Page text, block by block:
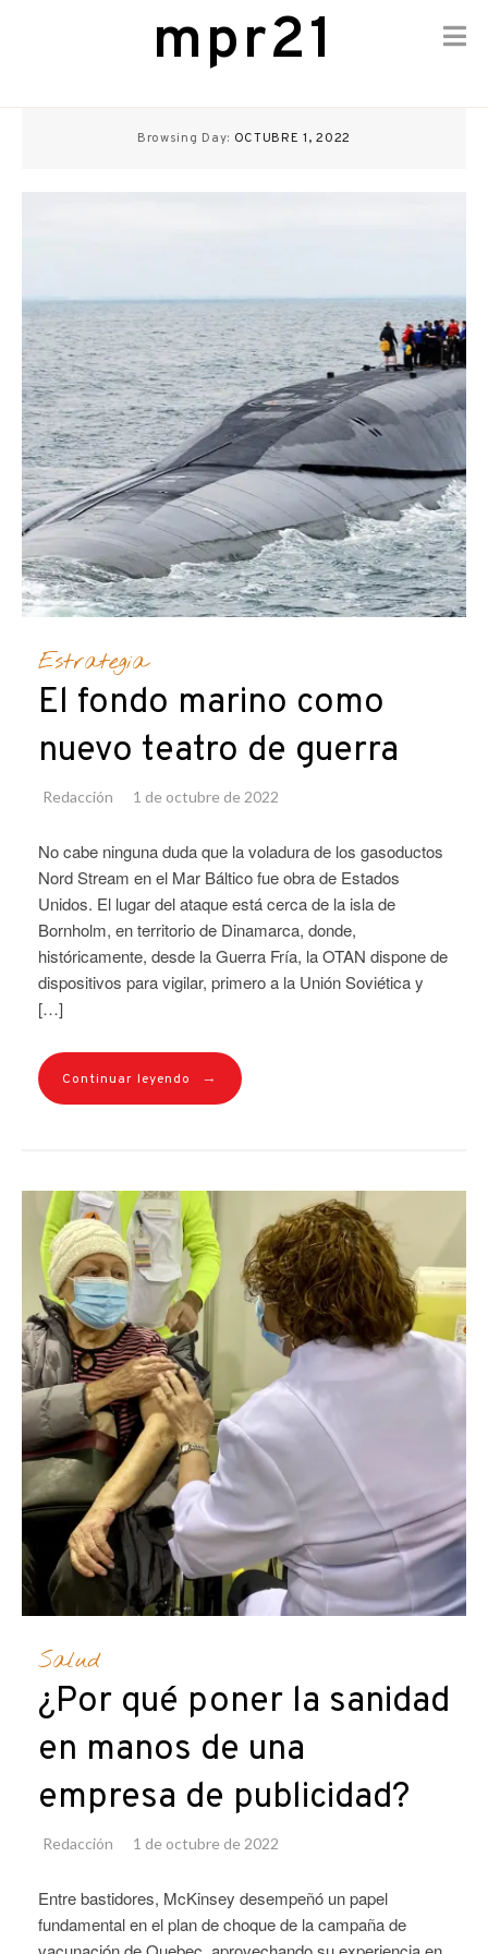
mpr21
Browsing Day: OCTUBRE 1, 2022
Estrategia
El fondo marino como
nuevo teatro de guerra
Redacción 1 de octubre de 2022
No cabe ninguna duda que la voladura de los gasoductos
Nord Stream en el Mar Báltico fue obra de Estados
Unidos. El lugar del ataque está cerca de la isla de
Bornholm, en territorio de Dinamarca, donde,
históricamente, desde la Guerra Fría, la OTAN dispone de
dispositivos para vigilar, primero a la Unión Soviética y
[…]
Continuar leyendo →
Salud
¿Por qué poner la sanidad
en manos de una
empresa de publicidad?
Redacción 1 de octubre de 2022
Entre bastidores, McKinsey desempeñó un papel
fundamental en el plan de choque de la campaña de